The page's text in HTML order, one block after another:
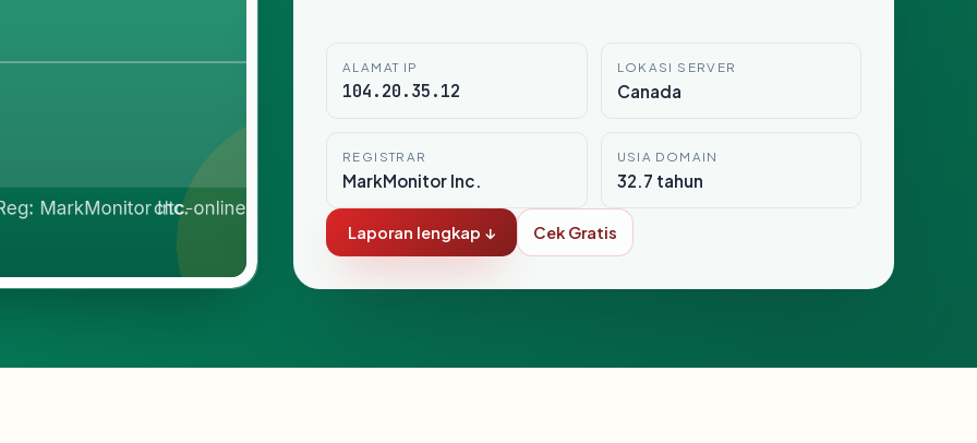
ALAMAT IP
104.20.35.12
LOKASI SERVER
Canada
REGISTRAR
MarkMonitor Inc.
USIA DOMAIN
32.7 tahun
Laporan lengkap ↓ Cek Gratis